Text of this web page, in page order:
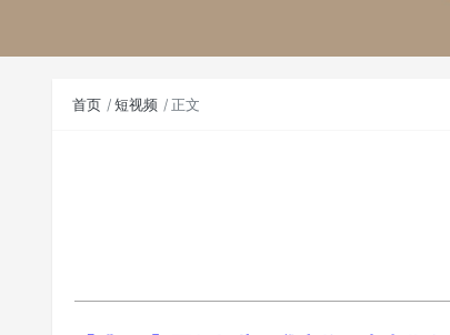
首页 短视频 正文